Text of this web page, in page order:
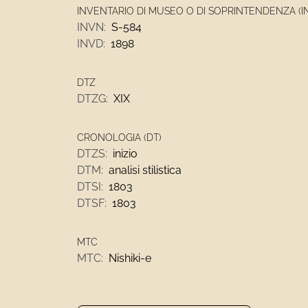
INVENTARIO DI MUSEO O DI SOPRINTENDENZA
INVN: S-584
INVD: 1898
DTZ
DTZG: XIX
CRONOLOGIA (DT)
DTZS: inizio
DTM: analisi stilistica
DTSI: 1803
DTSF: 1803
MTC
MTC: Nishiki-e